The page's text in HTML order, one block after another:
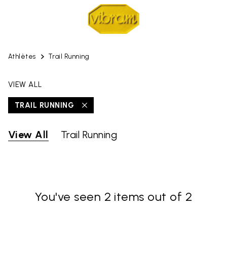
Athlètes Trail Running
VIEW ALL
TRAIL RUNNING
View All Trail Running
You've seen 2 items out of 2